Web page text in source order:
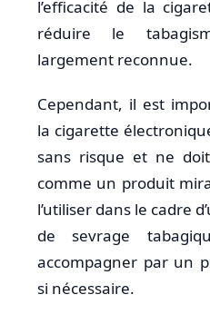
l’efficacité de la
réduire le
largement reconnue.
Cependant, il est
la cigarette
sans risque et ne
comme un produit
l’utiliser dans le cadre
de sevrage
accompagner par un
si nécessaire.